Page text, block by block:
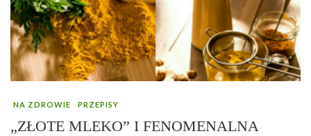
NA ZDROWIE PRZEPISY
„ZŁOTE MLEKO” I FENOMENALNA